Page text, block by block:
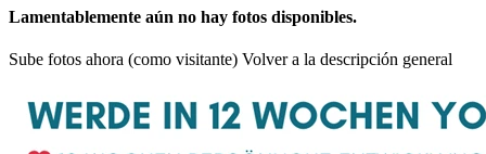
Lamentablemente aún no hay fotos disponibles.
Sube fotos ahora (como visitante) Volver a la descripción general